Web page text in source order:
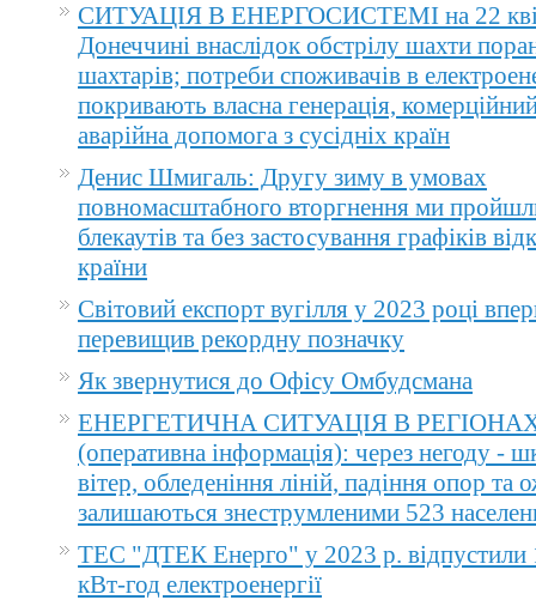
СИТУАЦІЯ В ЕНЕРГОСИСТЕМІ на 22
Донеччині внаслідок обстрілу шахти
шахтарів; потреби споживачів в
покривають власна генерація,
аварійна допомога з сусідніх країн
Денис Шмигаль: Другу зиму в умовах
повномасштабного вторгнення ми
блекаутів та без застосування графіків
країни
Світовий експорт вугілля у 2023 році
перевищив рекордну позначку
Як звернутися до Офісу Омбудсмана
ЕНЕРГЕТИЧНА СИТУАЦІЯ В
(оперативна інформація): через негоду -
вітер, обледеніння ліній, падіння опор та
залишаються знеструмленими 523
ТЕС "ДТЕК Енерго" у 2023 р. відпустили
кВт-год електроенергії